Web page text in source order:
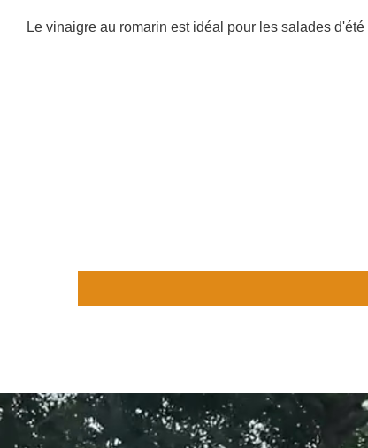
Le vinaigre au romarin est idéal pour les salades